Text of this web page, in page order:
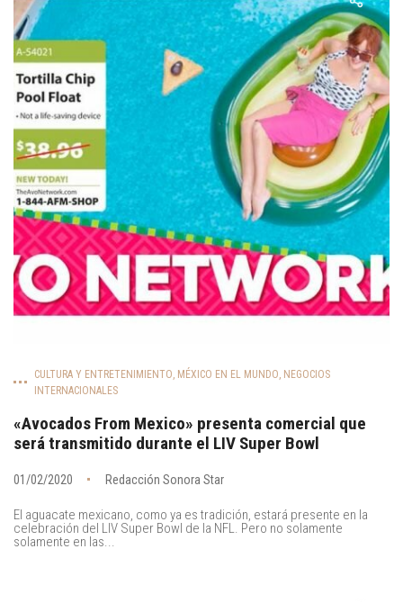
CULTURA Y ENTRETENIMIENTO MÉXICO EN EL MUNDO NEGOCIOS
INTERNACIONALES
«Avocados From Mexico» presenta comercial que
será transmitido durante el LIV Super Bowl
01/02/2020 Redacción Sonora Star
El aguacate mexicano, como ya es tradición, estará presente en la
celebración del LIV Super Bowl de la NFL. Pero no solamente
solamente en las...